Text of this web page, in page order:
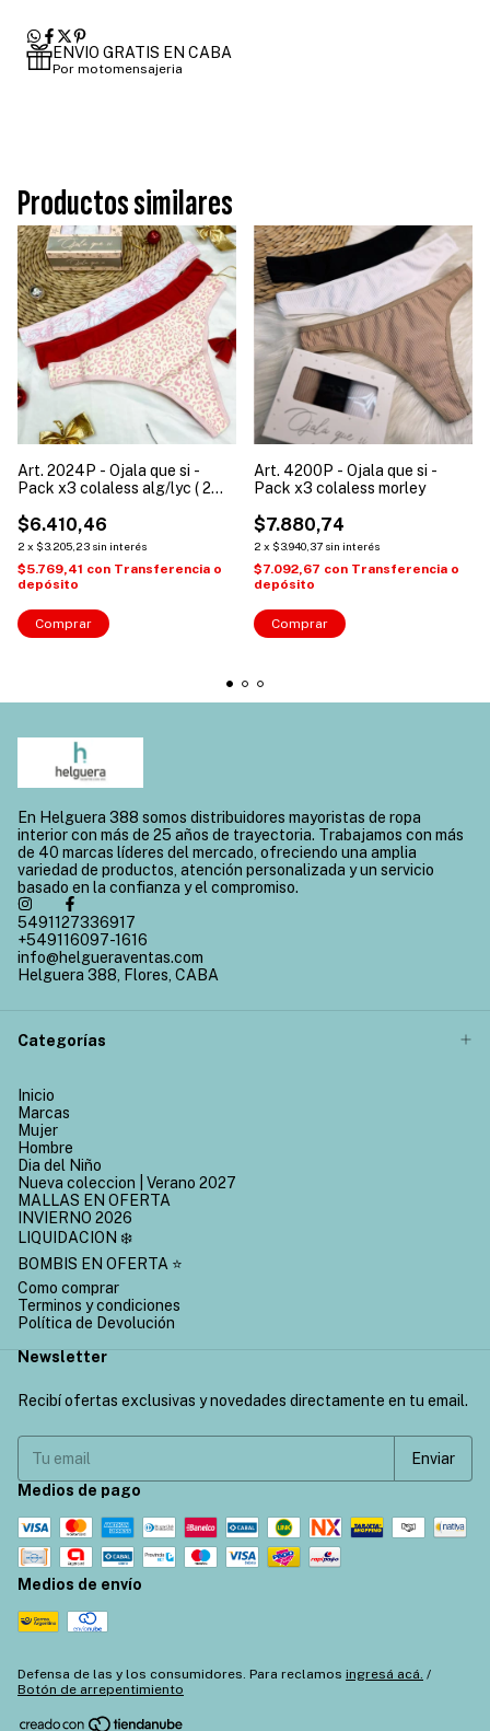
ENVIO GRATIS EN CABA
Por motomensajeria
Productos similares
Art. 2024P - Ojala que si -
Pack x3 colaless alg/lyc ( 2
$6.410,46
2 x $3.205,23 sin interés
$5.769,41 con Transferencia o
depósito
Comprar
Art. 4200P - Ojala que si -
Pack x3 colaless morley
$7.880,74
2 x $3.940,37 sin interés
$7.092,67 con Transferencia o
depósito
Comprar
En Helguera 388 somos distribuidores mayoristas de ropa
interior con más de 25 años de trayectoria. Trabajamos con más
de 40 marcas líderes del mercado, ofreciendo una amplia
variedad de productos, atención personalizada y un servicio
basado en la confianza y el compromiso.
5491127336917
+549116097-1616
info@helgueraventas.com
Helguera 388, Flores, CABA
Categorías
Inicio
Marcas
Mujer
Hombre
Dia del Niño
Nueva coleccion | Verano 2027
MALLAS EN OFERTA
INVIERNO 2026
LIQUIDACION ❄️
BOMBIS EN OFERTA ⭐
Como comprar
Terminos y condiciones
Política de Devolución
Newsletter
Recibí ofertas exclusivas y novedades directamente en tu email.
Medios de pago
Medios de envío
Defensa de las y los consumidores. Para reclamos ingresá acá. /
Botón de arrepentimiento